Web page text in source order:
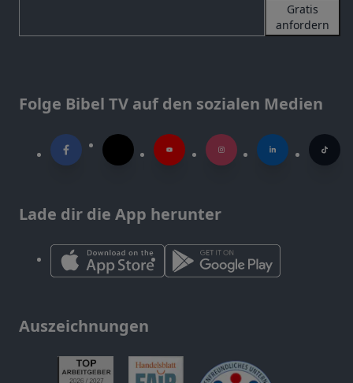
Gratis
anfordern
Folge Bibel TV auf den sozialen Medien
Lade dir die App herunter
Auszeichnungen